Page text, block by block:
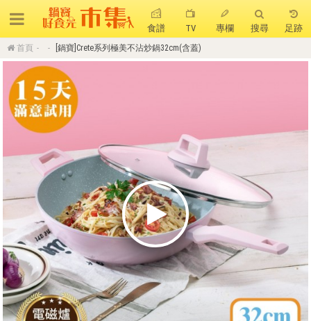
食譜 TV 專欄 搜尋 足跡
首頁 [鍋寶]Crete系列極美不沾炒鍋32cm(含蓋)
搜 尋
熱門搜尋
聚油不沾鍋
珍珠粗吸管杯 可微波保鮮盒
分隔便當盒 金鑽不沾鍋 氣炸烤箱